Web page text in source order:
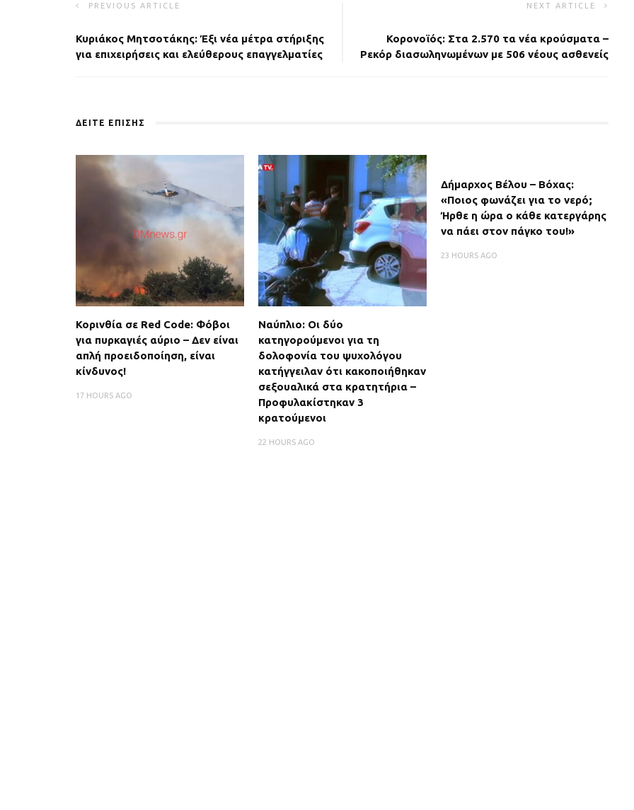
PREVIOUS ARTICLE
Κυριάκος Μητσοτάκης: Έξι νέα μέτρα στήριξης
για επιχειρήσεις και ελεύθερους επαγγελματίες
NEXT ARTICLE
Κορονοϊός: Στα 2.570 τα νέα κρούσματα –
Ρεκόρ διασωληνωμένων με 506 νέους ασθενείς
ΔΕΙΤΕ ΕΠΙΣΗΣ
Κορινθία σε Red Code: Φόβοι
για πυρκαγιές αύριο – Δεν είναι
απλή προειδοποίηση, είναι
κίνδυνος!
17 HOURS AGO
Ναύπλιο: Οι δύο
κατηγορούμενοι για τη
δολοφονία του ψυχολόγου
κατήγγειλαν ότι κακοποιήθηκαν
σεξουαλικά στα κρατητήρια –
Προφυλακίστηκαν 3
κρατούμενοι
22 HOURS AGO
Δήμαρχος Βέλου – Βόχας:
«Ποιος φωνάζει για το νερό;
Ήρθε η ώρα ο κάθε κατεργάρης
να πάει στον πάγκο του!»
23 HOURS AGO